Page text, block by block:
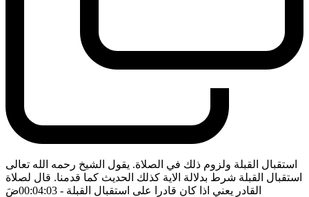
استقبال القبلة ولزوم ذلك في الصلاة. يقول الشيخ رحمه الله تعالى
استقبال القبلة شرط بدلالة الاية كذلك الحديث كما قدمنا. قال لصلاة
القادر يعني اذا كان قادرا على استقبال القبلة - 00:04:03 ضَ